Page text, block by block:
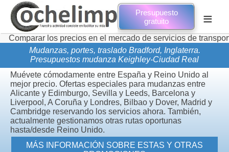
Presupuesto
gratuito
≡
los precios en el mercado de servicios de transporte de
Mudanzas, portes, traslado Bradford, Inglaterra.
Presupuestos mudanza Keighley-Ciudad Real
Muévete cómodamente entre España y Reino Unido al
mejor precio. Ofertas especiales para mudanzas entre
Alicante y Edimburgo, Sevilla y Leeds, Barcelona y
Liverpool, A Coruña y Londres, Bilbao y Dover, Madrid y
Cambridge reservando los servicios ahora. También,
actualmente gestionamos otras rutas oportunas
hasta/desde Reino Unido.
MÁS INFORMACIÓN SOBRE ESTAS Y OTRAS